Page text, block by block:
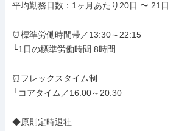
平均勤務日数：1ヶ月あたり20日 〜 21日
⏰標準労働時間帯／13:30～22:15
└1日の標準労働時間 8時間
⏰フレックスタイム制
└コアタイム／16:00～20:30
◆原則定時退社